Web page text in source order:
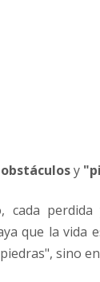
obstáculosy
cada
que la vida
sino